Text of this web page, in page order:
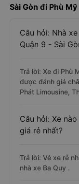
Sài Gòn đi Phù
Câu hỏi: Nhà
Quận 9 - Sài
Trả lời: Xe đi Phù
được đánh giá
Phát Limousine,
Câu hỏi: Xe
giá rẻ nhất?
Trả lời: Vé xe rẻ
nhà xe Ba Quy .